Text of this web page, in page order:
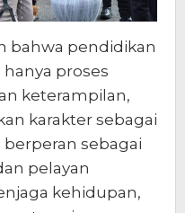
bahwa pendidikan
proses
keterampilan,
karakter sebagai
berperan sebagai
pelayan
kehidupan,